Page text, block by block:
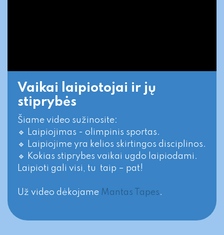
Vaikai laipiotojai ir jų
stiprybės
Šiame video sužinosite:
🔹 Laipiojimas - olimpinis sportas.
🔹 Laipiojime yra kelios skirtingos disciplinos.
🔹 Kokias stiprybes vaikai ugdo laipiodami.
Laipioti gali visi, tu taip – pat!
Už video dėkojame Mantas Tapes.